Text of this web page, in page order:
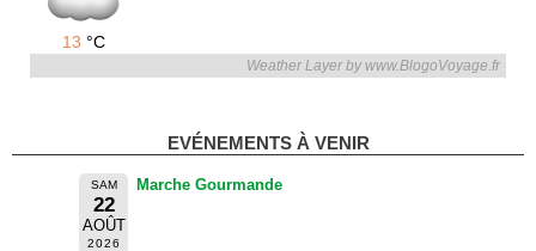
13 °C
Weather Layer by www.BlogoVoyage.fr
EVÉNEMENTS À VENIR
SAM
22
AOÛT
2026
Marche Gourmande